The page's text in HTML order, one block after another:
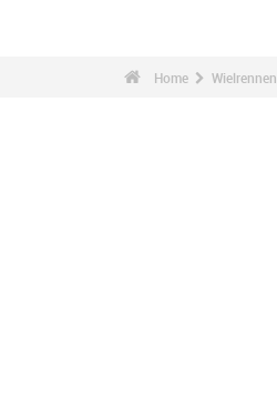
Home Wielrennen